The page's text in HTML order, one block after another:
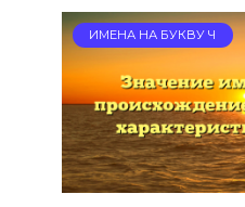
ИМЕНА НА БУКВУ Ч